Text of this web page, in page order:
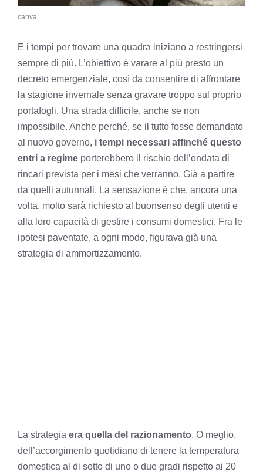
canva
E i tempi per trovare una quadra iniziano a restringersi
sempre di più. L’obiettivo è varare al più presto un
decreto emergenziale, così da consentire di affrontare
la stagione invernale senza gravare troppo sul proprio
portafogli. Una strada difficile, anche se non
impossibile. Anche perché, se il tutto fosse demandato
al nuovo governo, i tempi necessari affinché questo
entri a regime porterebbero il rischio dell’ondata di
rincari prevista per i mesi che verranno. Già a partire
da quelli autunnali. La sensazione è che, ancora una
volta, molto sarà richiesto al buonsenso degli utenti e
alla loro capacità di gestire i consumi domestici. Fra le
ipotesi paventate, a ogni modo, figurava già una
strategia di ammortizzamento.
La strategia era quella del razionamento. O meglio,
dell’accorgimento quotidiano di tenere la temperatura
domestica al di sotto di uno o due gradi rispetto ai 20